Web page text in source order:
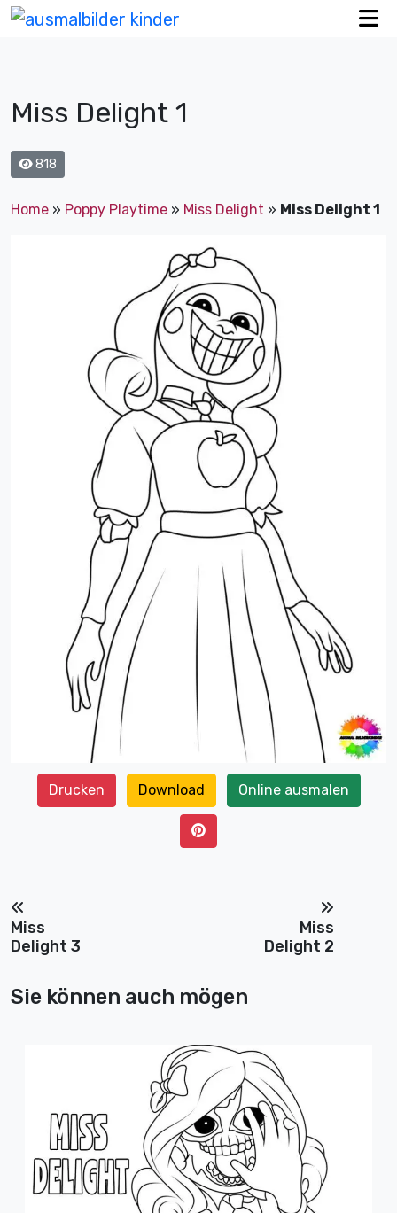
Miss Delight 1
818
Home » Poppy Playtime » Miss Delight » Miss Delight 1
Drucken Download Online ausmalen
Miss
Delight 3
Miss
Delight 2
Sie können auch mögen